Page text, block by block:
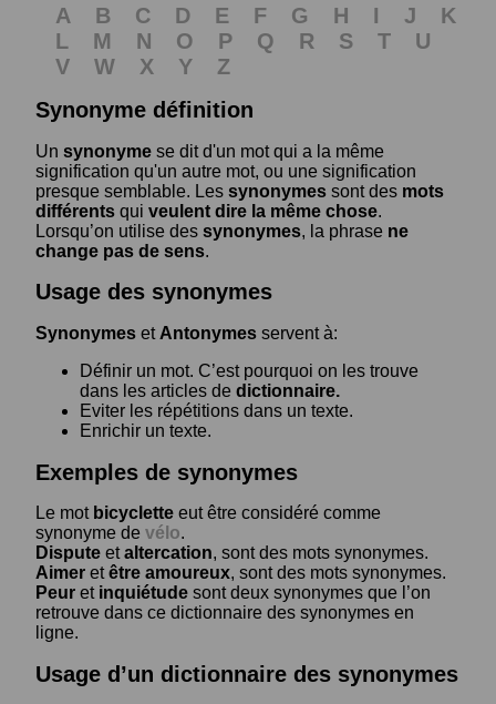
A B C D E F G H I J
K
L
M N O P Q R S T
U
V
W X Y
Z
Synonyme définition
Un synonyme se dit d'un mot qui a la même
signification qu'un autre mot, ou une signification
presque semblable. Les synonymes sont des mots
différents qui veulent dire la même chose.
Lorsqu’on utilise des synonymes, la phrase ne
change pas de sens.
Usage des synonymes
Synonymes et Antonymes servent à:
Définir un mot. C’est pourquoi on les trouve
dans les articles de dictionnaire.
Eviter les répétitions dans un texte.
Enrichir un texte.
Exemples de synonymes
Le mot bicyclette eut être considéré comme
synonyme de vélo.
Dispute etaltercation, sont des mots synonymes.
Aimer etêtre amoureux, sont des mots synonymes.
Peur et inquiétude sont deux synonymes que l’on
retrouve dans ce dictionnaire des synonymes en
ligne.
Usage d’un dictionnaire des synonymes